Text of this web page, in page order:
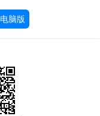
电脑版